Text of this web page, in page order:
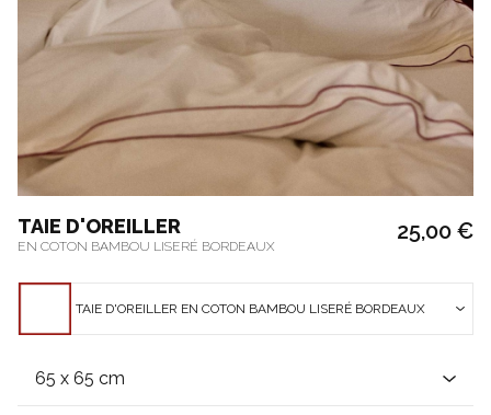
TAIE D'OREILLER
EN COTON BAMBOU LISERÉ BORDEAUX
25,00 €
TAIE D'OREILLER EN COTON BAMBOU LISERÉ BORDEAUX